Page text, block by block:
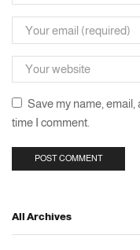
Save my name,
time I comment.
All Archives